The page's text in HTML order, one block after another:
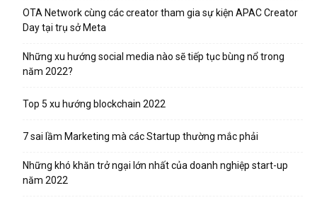
OTA Network cùng các creator tham gia sự kiện APAC Creator
Day tại trụ sở Meta
Những xu hướng social media nào sẽ tiếp tục bùng nổ trong
năm 2022?
Top 5 xu hướng blockchain 2022
7 sai lầm Marketing mà các Startup thường mắc phải
Những khó khăn trở ngại lớn nhất của doanh nghiệp start-up
năm 2022